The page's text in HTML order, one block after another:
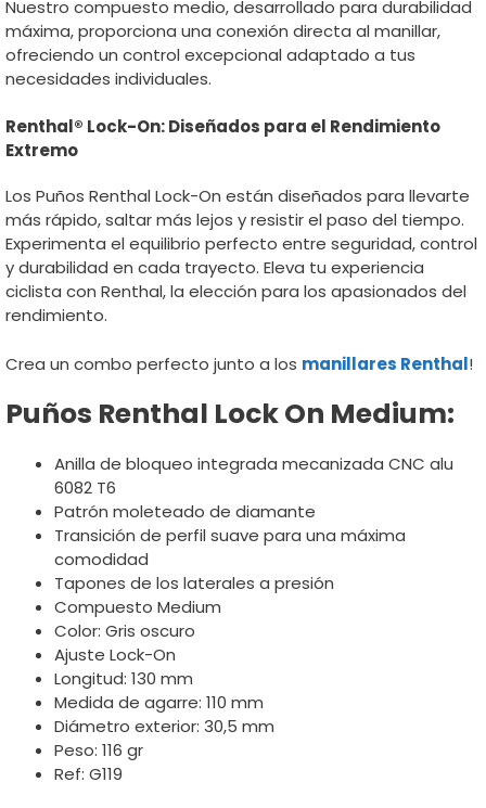
Nuestro compuesto medio, desarrollado para durabilidad
máxima, proporciona una conexión directa al manillar,
ofreciendo un control excepcional adaptado a tus
necesidades individuales.
Renthal® Lock-On: Diseñados para el Rendimiento
Extremo
Los Puños Renthal Lock-On están diseñados para llevarte
más rápido, saltar más lejos y resistir el paso del tiempo.
Experimenta el equilibrio perfecto entre seguridad, control
y durabilidad en cada trayecto. Eleva tu experiencia
ciclista con Renthal, la elección para los apasionados del
rendimiento.
Crea un combo perfecto junto a los manillares Renthal!
Puños Renthal Lock On Medium:
Anilla de bloqueo integrada mecanizada CNC alu
6082 T6
Patrón moleteado de diamante
Transición de perfil suave para una máxima
comodidad
Tapones de los laterales a presión
Compuesto Medium
Color: Gris oscuro
Ajuste Lock-On
Longitud: 130 mm
Medida de agarre: 110 mm
Diámetro exterior: 30,5 mm
Peso: 116 gr
Ref: G119